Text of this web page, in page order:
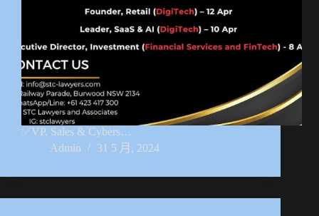
✅VP, Sales & Cybers…
Admin
31 5 月, 2024